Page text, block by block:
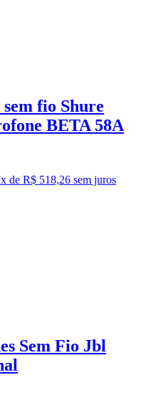
fio Shure
BETA 58A
x de R$ 518,26 sem juros
Sem Fio Jbl